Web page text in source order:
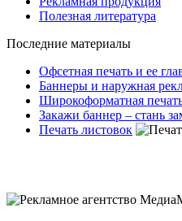
Полезная литература
Последние материалы
Офсетная печать и ее
Баннеры и наружная
Широкоформатная
Закажи баннер – стань
Печать листовок